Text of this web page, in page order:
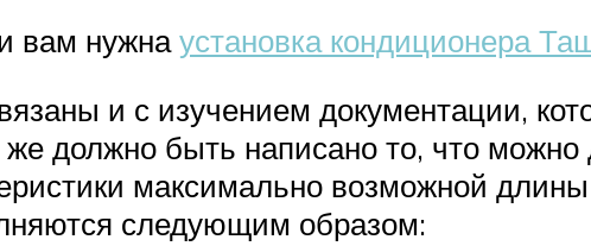
вам нужнаустановка кондиционера
и с изучением документации,
должно быть написано то, что можно
максимально возможной
следующим образом: